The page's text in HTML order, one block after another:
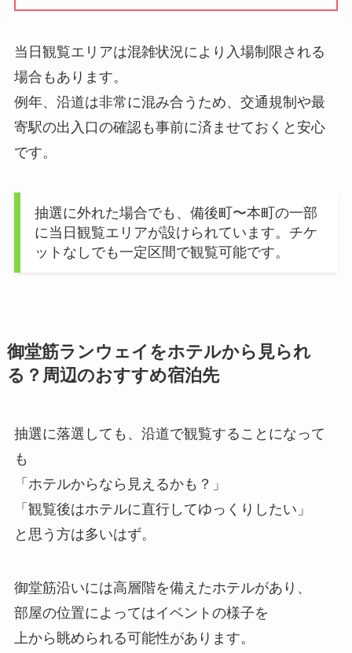
当日観覧エリアは混雑状況により入場制限される
場合もあります。
例年、沿道は非常に混み合うため、交通規制や最
寄駅の出入口の確認も事前に済ませておくと安心
です。
抽選に外れた場合でも、備後町〜本町の一部
に当日観覧エリアが設けられています。チケ
ットなしでも一定区間で観覧可能です。
御堂筋ランウェイをホテルから見られ
る？周辺のおすすめ宿泊先
抽選に落選しても、沿道で観覧することになって
も
「ホテルからなら見えるかも？」
「観覧後はホテルに直行してゆっくりしたい」
と思う方は多いはず。
御堂筋沿いには高層階を備えたホテルがあり、
部屋の位置によってはイベントの様子を
上から眺められる可能性があります。